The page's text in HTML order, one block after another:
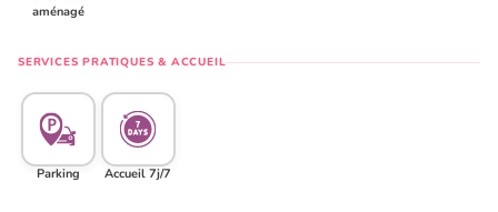
aménagé
SERVICES PRATIQUES & ACCUEIL
Parking Accueil 7j/7